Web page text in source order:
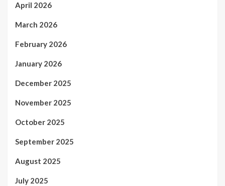
April 2026
March 2026
February 2026
January 2026
December 2025
November 2025
October 2025
September 2025
August 2025
July 2025